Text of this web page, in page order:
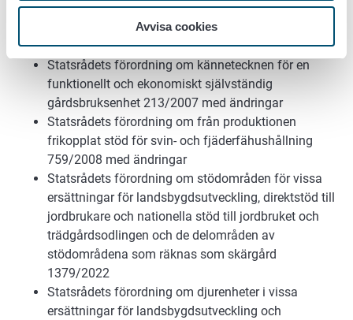
Avvisa cookies
bruksstöd 1334/2022 med ändringar
Lag om identifiering och registrering av djur
1069/2021
Statsrådets förordning om kännetecknen för en
funktionellt och ekonomiskt självständig
gårdsbruksenhet 213/2007 med ändringar
Statsrådets förordning om från produktionen
frikopplat stöd för svin- och fjäderfähushållning
759/2008 med ändringar
Statsrådets förordning om stödområden för vissa
ersättningar för landsbygdsutveckling, direktstöd till
jordbrukare och nationella stöd till jordbruket och
trädgårdsodlingen och de delområden av
stödområdena som räknas som skärgård
1379/2022
Statsrådets förordning om djurenheter i vissa
ersättningar för landsbygdsutveckling och